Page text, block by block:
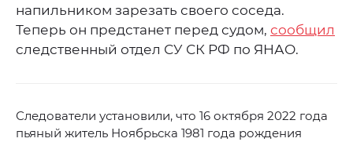
напильником зарезать своего соседа.
Теперь он предстанет перед судом, сообщил
следственный отдел СУ СК РФ по ЯНАО.
Следователи установили, что 16 октября 2022 года
пьяный житель Ноябрьска 1981 года рождения